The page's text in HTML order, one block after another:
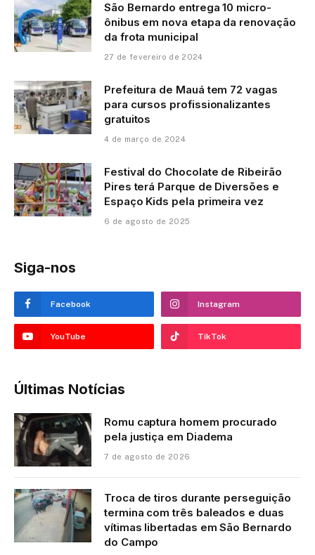
São Bernardo entrega 10 micro-
ônibus em nova etapa da renovação
da frota municipal
27 de fevereiro de 2024
Prefeitura de Mauá tem 72 vagas
para cursos profissionalizantes
gratuitos
4 de março de 2024
Festival do Chocolate de Ribeirão
Pires terá Parque de Diversões e
Espaço Kids pela primeira vez
6 de agosto de 2025
Siga-nos
Facebook Instagram
YouTube TikTok
Últimas Notícias
Romu captura homem procurado
pela justiça em Diadema
7 de agosto de 2026
Troca de tiros durante perseguição
termina com três baleados e duas
vítimas libertadas em São Bernardo
do Campo